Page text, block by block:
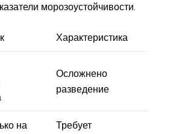
морозоустойчивости.
Характеристика
Осложнено
разведение
на
Требует